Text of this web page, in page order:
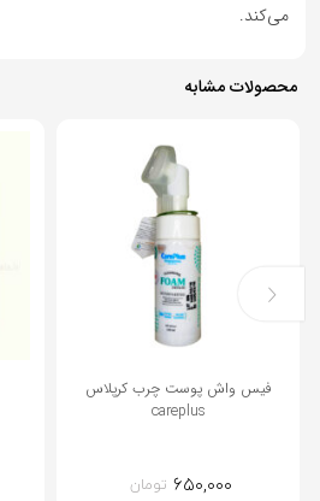
می‌کند.
محصولات مشابه
فیس واش پوست چرب کرپلاس
careplus
۶۵۰,۰۰۰ تومان